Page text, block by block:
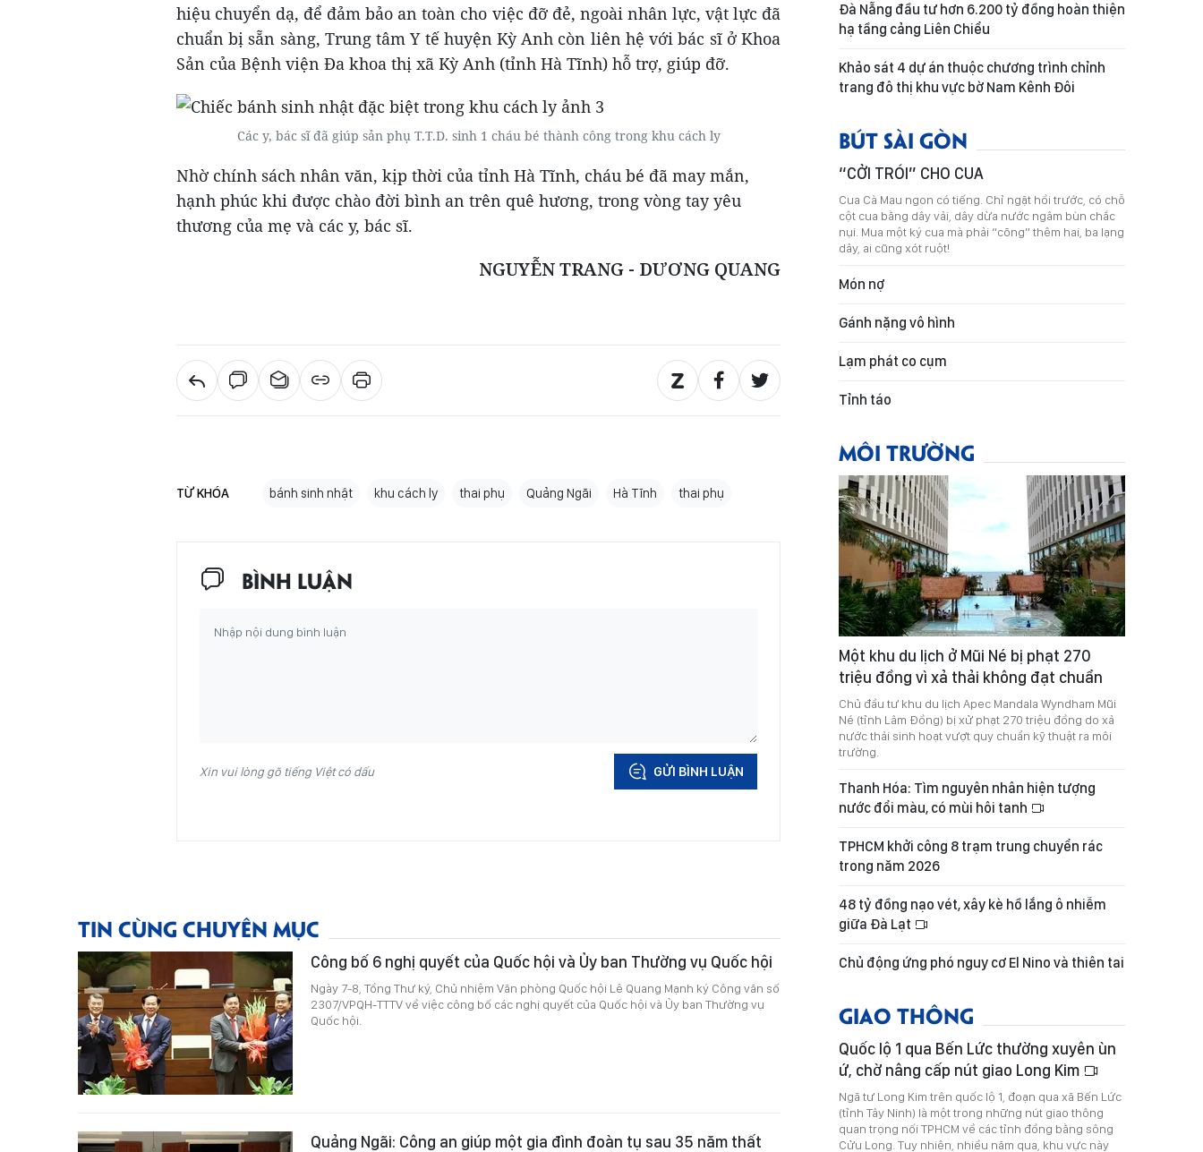
hiệu chuyển dạ, để đảm bảo an toàn cho việc đỡ đẻ, ngoài nhân lực, vật lực đã
chuẩn bị sẵn sàng, Trung tâm Y tế huyện Kỳ Anh còn liên hệ với bác sĩ ở Khoa
Sản của Bệnh viện Đa khoa thị xã Kỳ Anh (tỉnh Hà Tĩnh) hỗ trợ, giúp đỡ.
Các y, bác sĩ đã giúp sản phụ T.T.D. sinh 1 cháu bé thành công trong khu cách ly
Nhờ chính sách nhân văn, kịp thời của tỉnh Hà Tĩnh, cháu bé đã may mắn,
hạnh phúc khi được chào đời bình an trên quê hương, trong vòng tay yêu
thương của mẹ và các y, bác sĩ.
NGUYỄN TRANG - DƯƠNG QUANG
TỪ KHÓA bánh sinh nhật khu cách ly thai phụ Quảng Ngãi Hà Tĩnh thai phụ
BÌNH LUẬN
Xin vui lòng gõ tiếng Việt có dấu GỬI BÌNH LUẬN
TIN CÙNG CHUYÊN MỤC
Công bố 6 nghị quyết của Quốc hội và Ủy ban Thường vụ Quốc hội
Ngày 7-8, Tổng Thư ký, Chủ nhiệm Văn phòng Quốc hội Lê Quang Mạnh ký Công văn số
2307/VPQH-TTTV về việc công bố các nghị quyết của Quốc hội và Ủy ban Thường vụ
Quốc hội.
Quảng Ngãi: Công an giúp một gia đình đoàn tụ sau 35 năm thất
Đà Nẵng đầu tư hơn 6.200 tỷ đồng hoàn thiện
hạ tầng cảng Liên Chiểu
Khảo sát 4 dự án thuộc chương trình chỉnh
trang đô thị khu vực bờ Nam Kênh Đôi
BÚT SÀI GÒN
“CỞI TRÓI” CHO CUA
Cua Cà Mau ngon có tiếng. Chỉ ngặt hồi trước, có chỗ
cột cua bằng dây vải, dây dừa nước ngâm bùn chắc
nụi. Mua một ký cua mà phải “cõng” thêm hai, ba lạng
dây, ai cũng xót ruột!
Món nợ
Gánh nặng vô hình
Lạm phát co cụm
Tỉnh táo
MÔI TRƯỜNG
Một khu du lịch ở Mũi Né bị phạt 270
triệu đồng vì xả thải không đạt chuẩn
Chủ đầu tư khu du lịch Apec Mandala Wyndham Mũi
Né (tỉnh Lâm Đồng) bị xử phạt 270 triệu đồng do xả
nước thải sinh hoạt vượt quy chuẩn kỹ thuật ra môi
trường.
Thanh Hóa: Tìm nguyên nhân hiện tượng
nước đổi màu, có mùi hôi tanh
TPHCM khởi công 8 trạm trung chuyển rác
trong năm 2026
48 tỷ đồng nạo vét, xây kè hồ lắng ô nhiễm
giữa Đà Lạt
Chủ động ứng phó nguy cơ El Nino và thiên tai
GIAO THÔNG
Quốc lộ 1 qua Bến Lức thường xuyên ùn
ứ, chờ nâng cấp nút giao Long Kim
Ngã tư Long Kim trên quốc lộ 1, đoạn qua xã Bến Lức
(tỉnh Tây Ninh) là một trong những nút giao thông
quan trọng nối TPHCM về các tỉnh đồng bằng sông
Cửu Long. Tuy nhiên, nhiều năm qua, khu vực này